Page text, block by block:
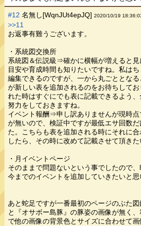
#12 名無し[WqnJUt4epJQ]2020/10/19
>>11
お返事有難うございます。
・系統図交換所
系統図＆伝説級⇒確かに横幅が増えると見
目安や育成時間も知りたいですね。私は
編集できるのですが、一から丸ごととな
が新しい表を追加されるのをお待ちして
れた時はすぐにでも表に記載できるよう
努力をしておきますね。
イベント報酬⇒申し訳ありませんが現時
が無いので、検証中ですが最低エサ回数
た。こちらも表を追加される時にそれに
したら、その時に改めて記載させて頂きた
・月イベントページ
そのままで問題ないという事でしたので
今までのイベントを追加していきたいと思
あと蛇足ですが一番最初のページのぶた図
と『オサボー島豚』の豚姿の画像が無く
で他の画像の背景色とサイズに合わせて